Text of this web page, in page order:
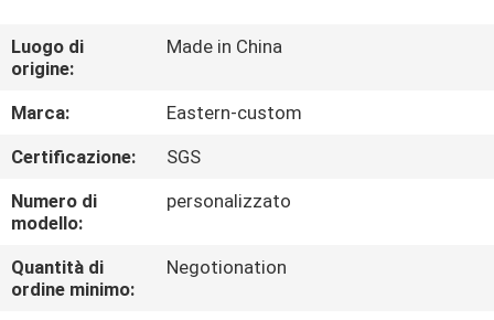
GIRO
DELLA
FABBRICA
CONTROLLO
DI
QUALITÀ
Luogo di
origine:
Made in China
Marca:
Eastern-custom
Certificazione:
SGS
Numero di
modello:
personalizzato
Quantità di
ordine minimo:
Negotionation